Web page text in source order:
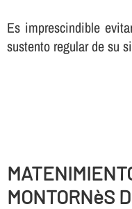
Es imprescindible
sustento regular de su
MONTORNèS